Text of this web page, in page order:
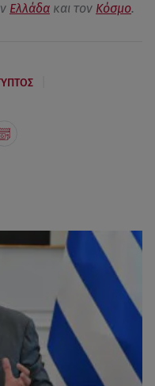
Ελλάδα και τον Κόσμο.